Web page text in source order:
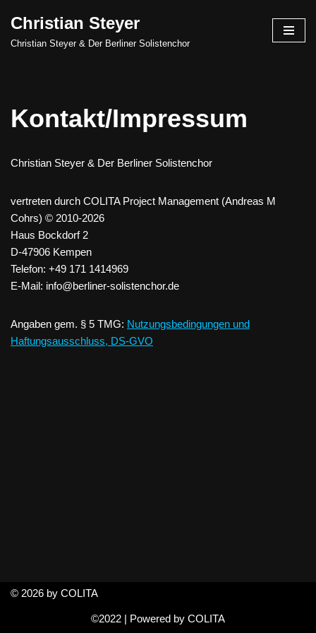
Skip
Christian Steyer
Christian Steyer & Der Berliner Solistenchor
Kontakt/Impressum
Christian Steyer & Der Berliner Solistenchor
vertreten durch COLITA Project Management (Andreas M
Cohrs) © 2010-2026
Haus Bockdorf 2
D-47906 Kempen
Telefon: +49 171 1414969
E-Mail: info@berliner-solistenchor.de
Angaben gem. § 5 TMG: Nutzungsbedingungen und
Haftungsausschluss, DS-GVO
© 2026 by COLITA
©2022 | Powered by COLITA